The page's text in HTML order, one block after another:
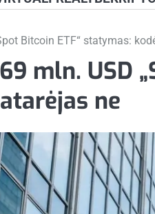
Bitcoin ETF“ statymas:
mln. USD
ne